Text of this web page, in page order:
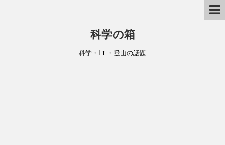
科学の箱
科学・IＴ・登山の話題